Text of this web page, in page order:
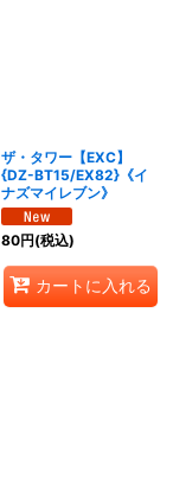
ザ・タワー【EXC】
{DZ-BT15/EX82}《イ
ナズマイレブン》
80円(税込)
カートに入れる